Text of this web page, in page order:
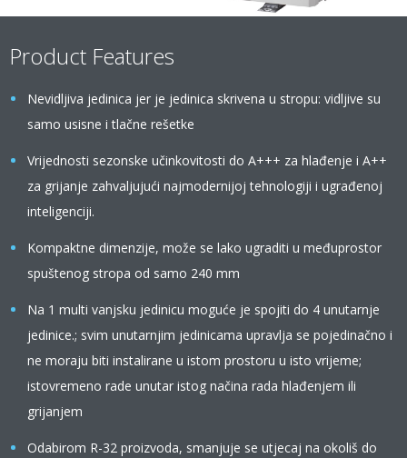
Product Features
Nevidljiva jedinica jer je jedinica skrivena u stropu: vidljive su
samo usisne i tlačne rešetke
Vrijednosti sezonske učinkovitosti do A+++ za hlađenje i A++
za grijanje zahvaljujući najmodernijoj tehnologiji i ugrađenoj
inteligenciji.
Kompaktne dimenzije, može se lako ugraditi u međuprostor
spuštenog stropa od samo 240 mm
Na 1 multi vanjsku jedinicu moguće je spojiti do 4 unutarnje
jedinice.; svim unutarnjim jedinicama upravlja se pojedinačno i
ne moraju biti instalirane u istom prostoru u isto vrijeme;
istovremeno rade unutar istog načina rada hlađenjem ili
grijanjem
Odabirom R-32 proizvoda, smanjuje se utjecaj na okoliš do